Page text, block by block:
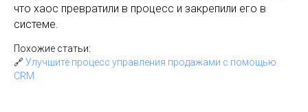
что хаос превратили в процесс и закрепили его в
системе.
Похожие статьи:
🔗Улучшите процесс управления продажами с помощью
CRM